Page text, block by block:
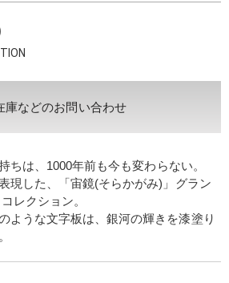
庫などのお問い合わせ
ちは、1000年前も今も変わらない。
現した、「宙鏡(そらかがみ)」グラン
レクション。
ような⽂字板は、銀河の輝きを漆塗り